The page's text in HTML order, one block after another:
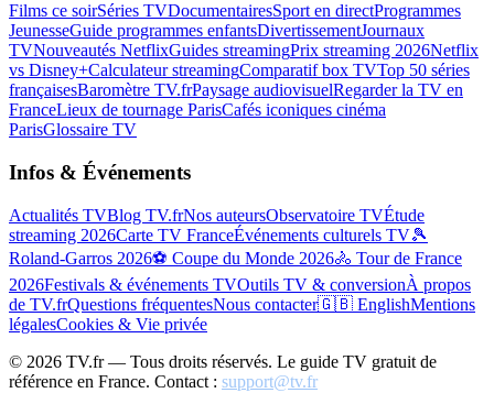
Films ce soirSéries TVDocumentairesSport en directProgrammes
JeunesseGuide programmes enfantsDivertissementJournaux
TVNouveautés NetflixGuides streamingPrix streaming 2026Netflix
vs Disney+Calculateur streamingComparatif box TVTop 50 séries
françaisesBaromètre TV.frPaysage audiovisuelRegarder la TV en
FranceLieux de tournage ParisCafés iconiques cinéma
ParisGlossaire TV
Infos & Événements
Actualités TVBlog TV.frNos auteursObservatoire TVÉtude
streaming 2026Carte TV FranceÉvénements culturels TV🎾
Roland-Garros 2026⚽ Coupe du Monde 2026🚴 Tour de France
2026Festivals & événements TVOutils TV & conversionÀ propos
de TV.frQuestions fréquentesNous contacter🇬🇧 EnglishMentions
légalesCookies & Vie privée
© 2026 TV.fr — Tous droits réservés. Le guide TV gratuit de
référence en France. Contact : support@tv.fr